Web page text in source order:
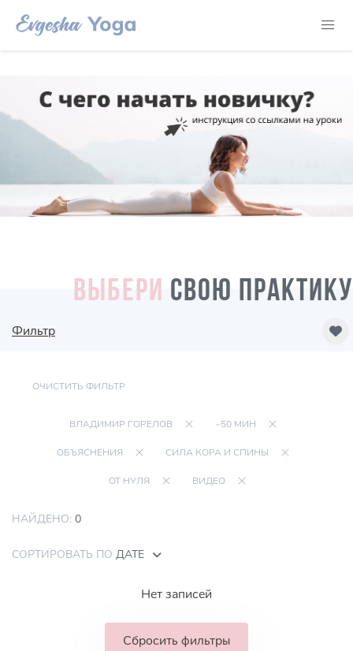
ВЫБЕРИ СВОЮ ПРАКТИКУ
Фильтр
ОЧИСТИТЬ ФИЛЬТР
ВЛАДИМИР ГОРЕЛОВ ~50 МИН
ОБЪЯСНЕНИЯ СИЛА КОРА И СПИНЫ
ОТ НУЛЯ ВИДЕО
НАЙДЕНО: 0
СОРТИРОВАТЬ ПО ДАТЕ
Нет записей
Сбросить фильтры